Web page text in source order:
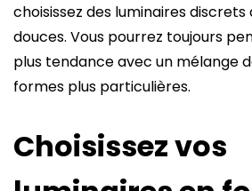
choisissez des luminaires discrets
douces. Vous pourrez toujours
plus tendance avec un mélange
formes plus particulières.
Choisissez vos